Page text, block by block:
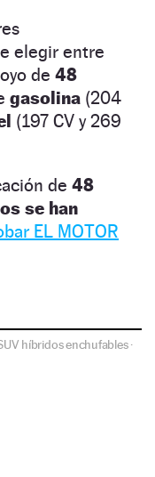
elegir entre
de 48
gasolina (204
(197 CV y 269
de 48
se han
EL MOTOR
híbridos enchufables·